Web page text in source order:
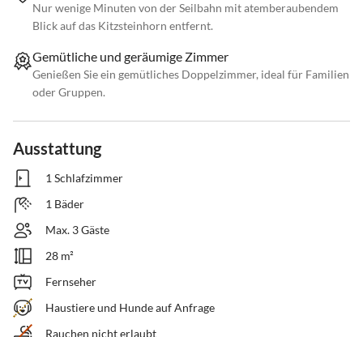
Nur wenige Minuten von der Seilbahn mit atemberaubendem
Blick auf das Kitzsteinhorn entfernt.
Gemütliche und geräumige Zimmer
Genießen Sie ein gemütliches Doppelzimmer, ideal für Familien
oder Gruppen.
Ausstattung
1 Schlafzimmer
1 Bäder
Max. 3 Gäste
28 m²
Fernseher
Haustiere und Hunde auf Anfrage
Rauchen nicht erlaubt